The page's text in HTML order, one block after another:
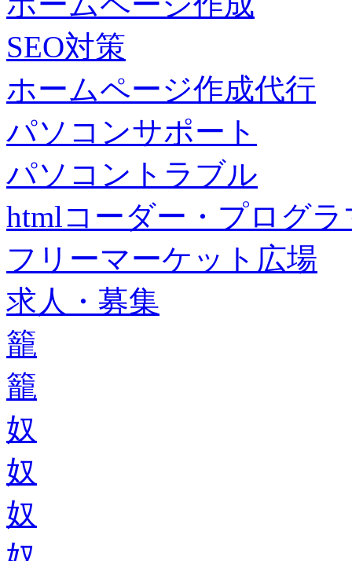
SEO対策
ホームページ作成代行
パソコンサポート
パソコントラブル
htmlコーダー・プログラ
フリーマーケット広場
求人・募集
籠
籠
奴
奴
奴